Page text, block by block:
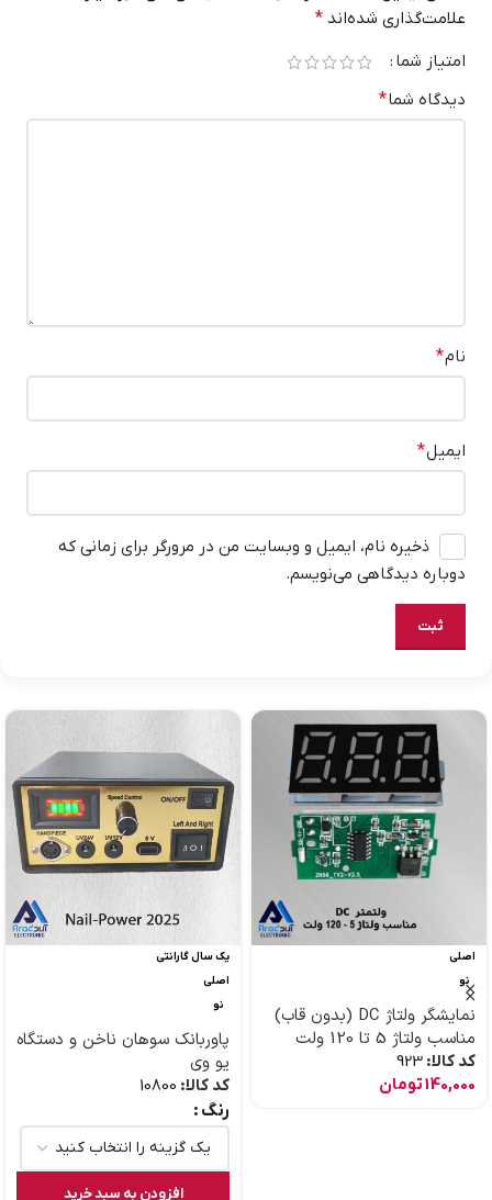
علامت‌گذاری شده‌اند *
امتیاز شما
دیدگاه شما*
نام*
ایمیل*
ذخیره نام، ایمیل و وبسایت من در مرورگر برای زمانی که
دوباره دیدگاهی می‌نویسم.
اصلی
نو
نمایشگر ولتاژ DC (بدون قاب)
مناسب ولتاژ 5 تا 120 ولت
کد کالا: 923
140,000تومان
یک سال گارانتی
اصلی
نو
پاوربانک سوهان ناخن و دستگاه
یو وی
کد کالا: 10800
رنگ
افزودن به سبد خرید